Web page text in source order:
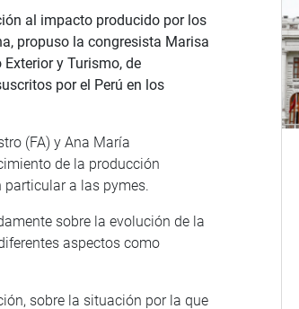
al impacto producido por los
propuso la congresista Marisa
y Turismo, de
por el Perú en los
(FA) y Ana María
de la producción
particular a las pymes.
sobre la evolución de la
aspectos como
sobre la situación por la que